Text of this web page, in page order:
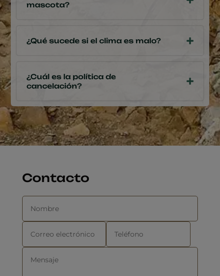
mascota?
¿Qué sucede si el clima es malo?
¿Cuál es la política de
cancelación?
Contacto